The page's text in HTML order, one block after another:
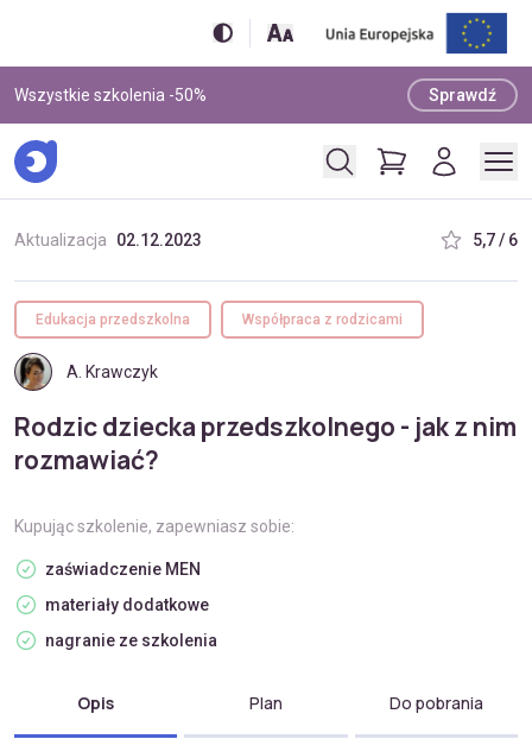
Wszystkie szkolenia -50% Sprawdź
Aktualizacja 02.12.2023 5,7 / 6
A. Krawczyk
Edukacja przedszkolna Współpraca z rodzicami
Rodzic dziecka przedszkolnego - jak z nim
rozmawiać?
Kupując szkolenie, zapewniasz sobie:
zaświadczenie MEN
materiały dodatkowe
nagranie ze szkolenia
Opis Plan Do pobrania